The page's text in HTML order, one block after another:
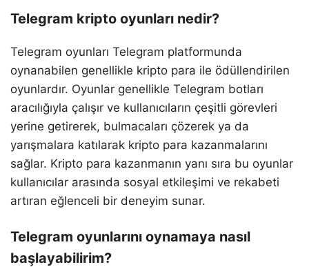
Telegram kripto oyunları nedir?
Telegram oyunları Telegram platformunda
oynanabilen genellikle kripto para ile ödüllendirilen
oyunlardır. Oyunlar genellikle Telegram botları
aracılığıyla çalışır ve kullanıcıların çeşitli görevleri
yerine getirerek, bulmacaları çözerek ya da
yarışmalara katılarak kripto para kazanmalarını
sağlar. Kripto para kazanmanın yanı sıra bu oyunlar
kullanıcılar arasında sosyal etkileşimi ve rekabeti
artıran eğlenceli bir deneyim sunar.
Telegram oyunlarını oynamaya nasıl
başlayabilirim?